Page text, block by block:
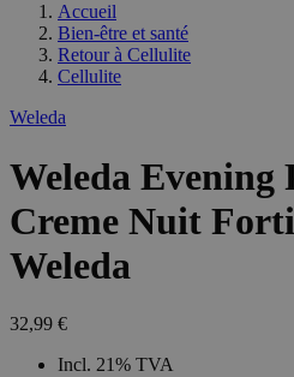
Accueil
Bien-être et santé
Retour à Cellulite
Cellulite
Weleda
Weleda Evening
Creme Nuit
Weleda
32,99 €
Incl. 21% TVA